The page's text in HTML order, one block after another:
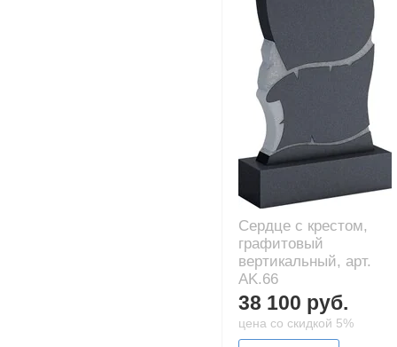
Сердце с крестом,
графитовый
вертикальный, арт.
AK.66
38 100 руб.
цена со скидкой 5%